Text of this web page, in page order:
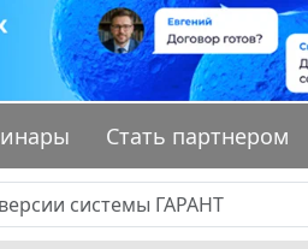
Стать партнером